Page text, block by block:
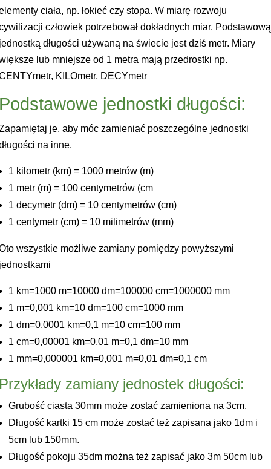
ciała, np. łokieć czy stopa. W miarę rozwoju
człowiek potrzebował dokładnych miar. Podstawową
długości używaną na świecie jest dziś metr. Miary
lub mniejsze od 1 metra mają przedrostki np.
KILOmetr, DECYmetr
jednostki długości:
je, aby móc zamieniać poszczególne jednostki
na inne.
1 kilometr (km) = 1000 metrów (m)
1 metr (m) = 100 centymetrów (cm
1 decymetr (dm) = 10 centymetrów (cm)
1 centymetr (cm) = 10 milimetrów (mm)
wszystkie możliwe zamiany pomiędzy powyższymi
1 km=1000 m=10000 dm=100000 cm=1000000 mm
1 m=0,001 km=10 dm=100 cm=1000 mm
1 dm=0,0001 km=0,1 m=10 cm=100 mm
1 cm=0,00001 km=0,01 m=0,1 dm=10 mm
1 mm=0,000001 km=0,001 m=0,01 dm=0,1 cm
zamiany jednostek długości:
Grubość ciasta 30mm może zostać zamieniona na 3cm.
Długość kartki 15 cm może zostać też zapisana jako 1dm i
5cm lub 150mm.
Długość pokoju 35dm można też zapisać jako 3m 50cm lub